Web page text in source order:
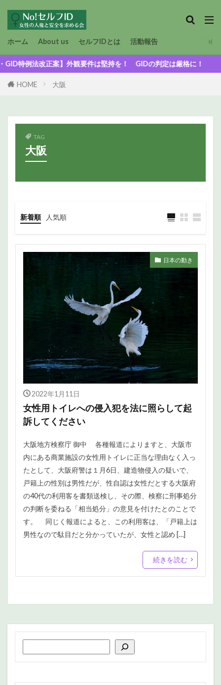
ホーム About us セルフIDとは 活動報告
例法改正案】外観要件は堅持を！ GIDの判定は厳格に！
HOME 大阪
TAG
大阪
新着順 人気順
日本の動き
2022年1月11日
女性用トイレへの侵入犯を法に照らして起
訴してください
大阪地方検察庁 御中 各種報道によりますと、大阪市
内にある商業施設の女性用トイレに正当な理由なく入っ
たとして、大阪府警は１月6日、建造物侵入の疑いで、
戸籍上の性別は男性だが、性自認は女性だとする大阪府
の40代の利用客を書類送検し、その際、検察に刑事処分
の判断を委ねる「相当処分」の意見を付けたとのことで
す。 同じく報道によると、この利用客は、「戸籍上は
男性なので駄目だと分かっていたが、女性と認め […]
続きを読む